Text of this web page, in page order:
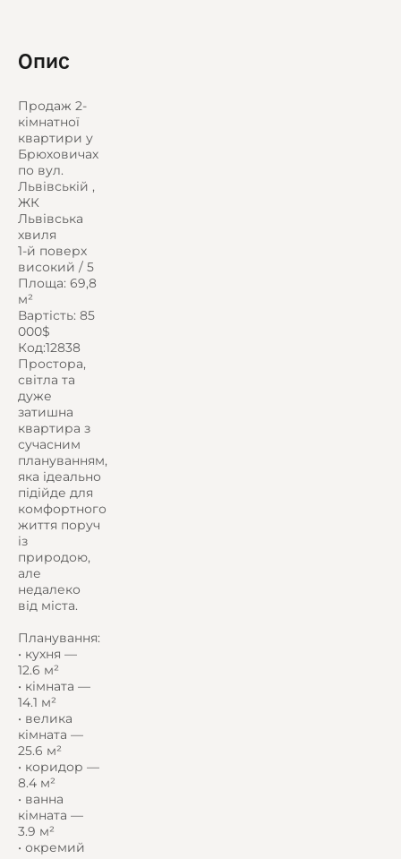
Опис
Продаж 2-
кімнатної
квартири у
Брюховичах
по вул.
Львівській ,
ЖК
Львівська
хвиля
1-й поверх
високий / 5
Площа: 69,8
м²
Вартість: 85
000$
Код:12838
Простора,
світла та
дуже
затишна
квартира з
сучасним
плануванням,
яка ідеально
підійде для
комфортного
життя поруч
із
природою,
але
недалеко
від міста.
Планування:
• кухня —
12.6 м²
• кімната —
14.1 м²
• велика
кімната —
25.6 м²
• коридор —
8.4 м²
• ванна
кімната —
3.9 м²
• окремий